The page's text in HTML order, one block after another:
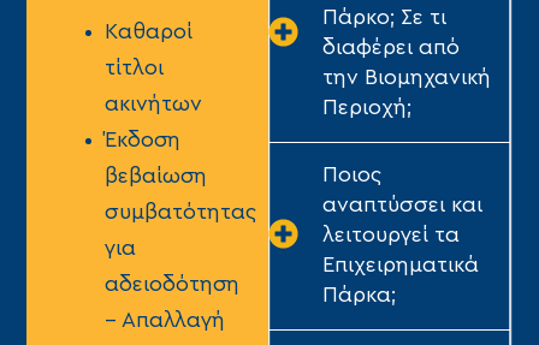
Kαθαροί
τίτλοι
ακινήτων
Έκδοση
βεβαίωση
συμβατότητας
για
αδειοδότηση
– Απαλλαγή
Πάρκο; Σε τι
διαφέρει από
την Βιομηχανική
Περιοχή;
Ποιος
αναπτύσσει και
λειτουργεί τα
Επιχειρηματικά
Πάρκα;